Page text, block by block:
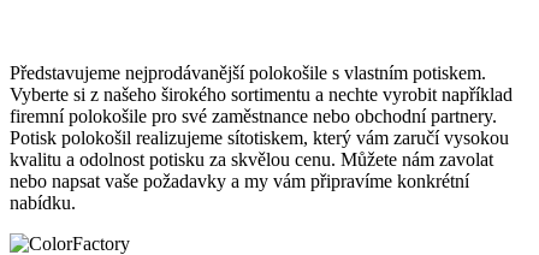
Představujeme nejprodávanější polokošile s vlastním potiskem.
Vyberte si z našeho širokého sortimentu a nechte vyrobit například
firemní polokošile pro své zaměstnance nebo obchodní partnery.
Potisk polokošil realizujeme sítotiskem, který vám zaručí vysokou
kvalitu a odolnost potisku za skvělou cenu. Můžete nám zavolat
nebo napsat vaše požadavky a my vám připravíme konkrétní
nabídku.